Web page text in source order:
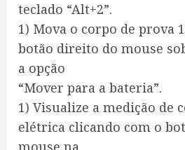
teclado “Alt+2”.
1) Mova o corpo de prova
botão direito do mouse
a opção
“Mover para a bateria”.
1) Visualize a medição de
elétrica clicando com o
mouse na